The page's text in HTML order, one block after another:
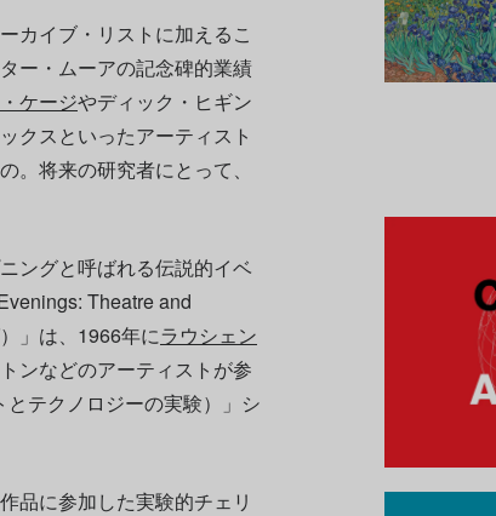
カイブ・リストに加えるこ
ー・ムーアの記念碑的業績
ケージやディック・ヒギン
クスといったアーティスト
。将来の研究者にとって、
ングと呼ばれる伝説的イベ
Theatre and
」は、1966年にラウシェン
ンなどのアーティストが参
テクノロジーの実験）」シ
品に参加した実験的チェリ